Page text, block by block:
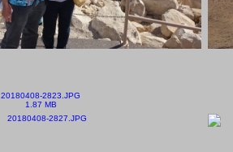
20180408-2823.JPG
1.87 MB